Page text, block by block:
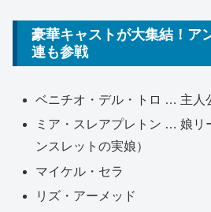
豪華キャストが大集結！ア
連も参戦
ベニチオ・デル・トロ … 主人
ミア・スレアプレトン … 娘リ
ンスレットの実娘）
マイケル・セラ
リズ・アーメッド